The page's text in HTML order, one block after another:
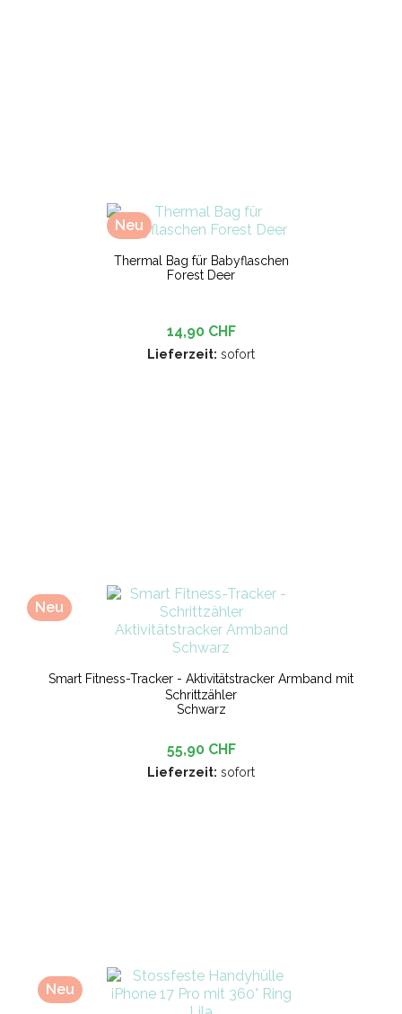
Thermal Bag für Babyflaschen
Forest Deer
14,90 CHF
Lieferzeit: sofort
Neu
Smart Fitness-Tracker - Aktivitätstracker Armband mit
Schrittzähler
Schwarz
55,90 CHF
Lieferzeit: sofort
Neu
Neu